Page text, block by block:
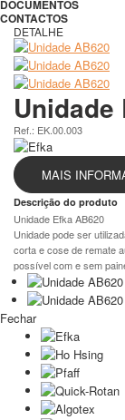
DOCUMENTOS
CONTACTOS
DETALHE
Unidade
Ref.: EK.00.003
MAIS
Descrição do produto
Unidade Efka AB620
Unidade pode ser
corta e cose de remate
possível com e sem
Fechar